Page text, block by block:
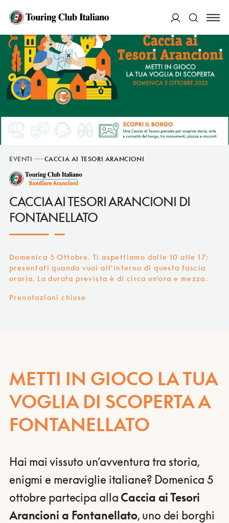
Cerca
EVENTI CACCIA AI TESORI ARANCIONI
CACCIA AI TESORI ARANCIONI DI
FONTANELLATO
Domenica 5 Ottobre. Ti aspettiamo dalle 10 alle 17:
presentati quando vuoi all'interno di questa fascia
oraria. La durata prevista è di circa un'ora e mezza.
Prenotazioni chiuse
METTI IN GIOCO LA TUA
VOGLIA DI SCOPERTA A
FONTANELLATO
Hai mai vissuto un’avventura tra storia,
enigmi e meraviglie italiane? Domenica 5
ottobre partecipa alla Caccia ai Tesori
Arancioni a Fontanellato, uno dei borghi